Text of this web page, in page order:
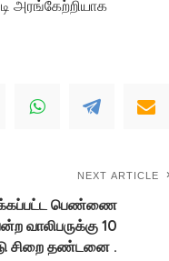
அரங்கேற்றியாக
NEXT ARTICLE
பெண்ணை
வாலிபருக்கு 10
சிறை தண்டனை .